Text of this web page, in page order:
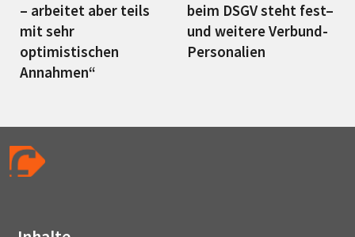
– arbeitet aber teils
mit sehr
optimistischen
Annahmen“
beim DSGV steht fest–
und weitere Verbund-
Personalien